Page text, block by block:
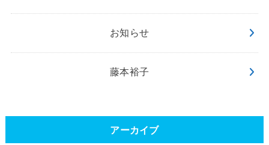
お知らせ
藤本裕子
アーカイブ